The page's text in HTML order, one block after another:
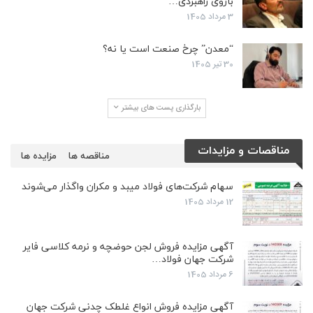
3 مرداد 1405
“معدن” چرخ صنعت است یا نه؟
30 تیر 1405
بارگذاری پست های بیشتر
مناقصات و مزایدات مزایده ها مناقصه ها
سهام شرکت‌های فولاد میبد و مکران واگذار می‌شوند
12 مرداد 1405
آگهی مزایده فروش لجن حوضچه و نرمه کلاسی فایر
شرکت جهان فولاد…
6 مرداد 1405
آگهی مزایده فروش انواع غلطک چدنی شرکت جهان